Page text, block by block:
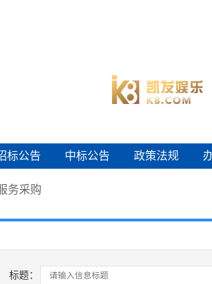
标公告
标公告 中标公告
中标公告 政策法规
政策法规
务采购
标题：